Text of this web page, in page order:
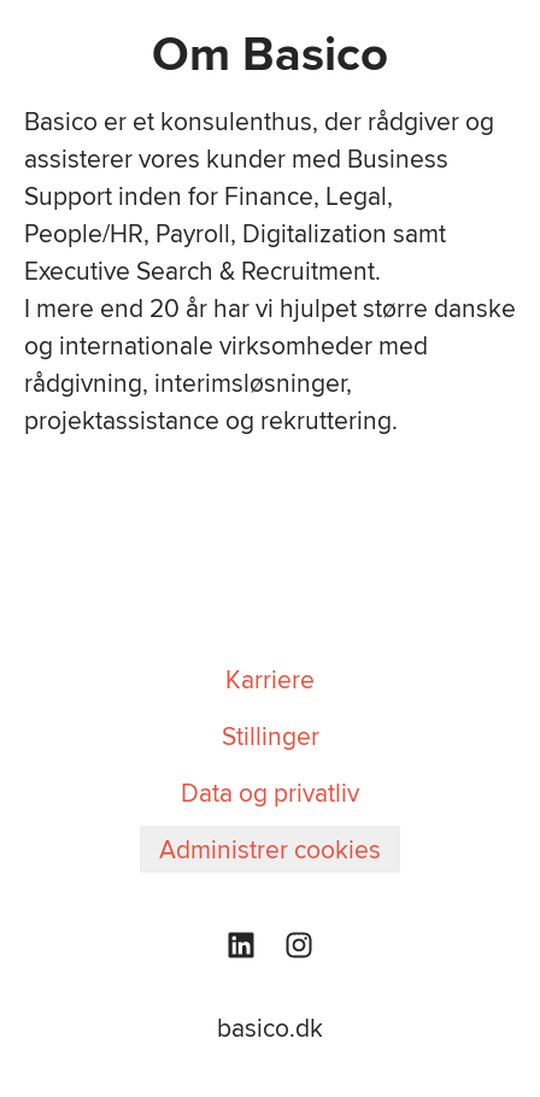
Om Basico
Basico er et konsulenthus, der rådgiver og
assisterer vores kunder med Business
Support inden for Finance, Legal,
People/HR, Payroll, Digitalization samt
Executive Search & Recruitment.
I mere end 20 år har vi hjulpet større danske
og internationale virksomheder med
rådgivning, interimsløsninger,
projektassistance og rekruttering.
Karriere
Stillinger
Data og privatliv
Administrer cookies
basico.dk